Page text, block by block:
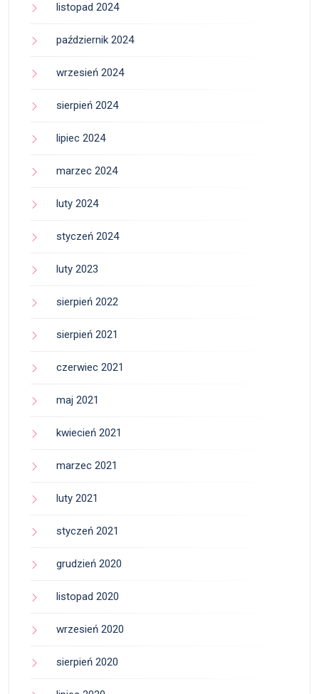
listopad 2024
październik 2024
wrzesień 2024
sierpień 2024
lipiec 2024
marzec 2024
luty 2024
styczeń 2024
luty 2023
sierpień 2022
sierpień 2021
czerwiec 2021
maj 2021
kwiecień 2021
marzec 2021
luty 2021
styczeń 2021
grudzień 2020
listopad 2020
wrzesień 2020
sierpień 2020